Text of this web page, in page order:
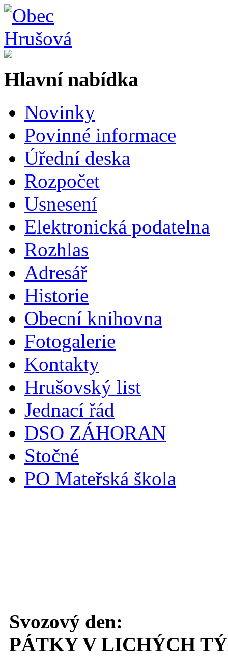
Hlavní nabídka
Novinky
Povinné informace
Úřední deska
Rozpočet
Usnesení
Elektronická podatelna
Rozhlas
Adresář
Historie
Obecní knihovna
Fotogalerie
Kontakty
Hrušovský list
Jednací řád
DSO ZÁHORAN
Stočné
PO Mateřská škola
Svozový den:
PÁTKY V LICHÝCH